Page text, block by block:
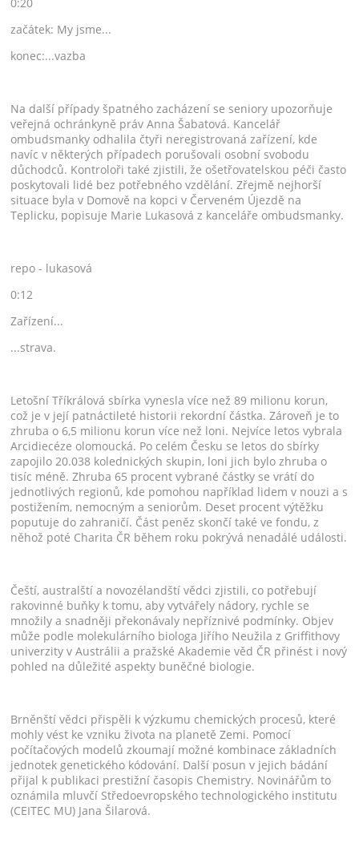
začátek: My jsme...
konec:...vazba
Na další případy špatného zacházení se seniory upozorňuje
veřejná ochránkyně práv Anna Šabatová. Kancelář
ombudsmanky odhalila čtyři neregistrovaná zařízení, kde
navíc v některých případech porušovali osobní svobodu
důchodců. Kontroloři také zjistili, že ošetřovatelskou péči často
poskytovali lidé bez potřebného vzdělání. Zřejmě nejhorší
situace byla v Domově na kopci v Červeném Újezdě na
Teplicku, popisuje Marie Lukasová z kanceláře ombudsmanky.
repo - lukasová
0:12
Zařízení...
...strava.
Letošní Tříkrálová sbírka vynesla více než 89 milionu korun,
což je v její patnáctileté historii rekordní částka. Zároveň je to
zhruba o 6,5 milionu korun více než loni. Nejvíce letos vybrala
Arcidiecéze olomoucká. Po celém Česku se letos do sbírky
zapojilo 20.038 kolednických skupin, loni jich bylo zhruba o
tisíc méně. Zhruba 65 procent vybrané částky se vrátí do
jednotlivých regionů, kde pomohou například lidem v nouzi a s
postižením, nemocným a seniorům. Deset procent výtěžku
poputuje do zahraničí. Část peněz skončí také ve fondu, z
něhož poté Charita ČR během roku pokrývá nenadálé události.
Čeští, australští a novozélandští vědci zjistili, co potřebují
rakovinné buňky k tomu, aby vytvářely nádory, rychle se
množily a snadněji překonávaly nepříznivé podmínky. Objev
může podle molekulárního biologa Jiřího Neužila z Griffithovy
univerzity v Austrálii a pražské Akademie věd ČR přinést i nový
pohled na důležité aspekty buněčné biologie.
Brněnští vědci přispěli k výzkumu chemických procesů, které
mohly vést ke vzniku života na planetě Zemi. Pomocí
počítačových modelů zkoumají možné kombinace základních
jednotek genetického kódování. Další posun v jejich bádání
přijal k publikaci prestižní časopis Chemistry. Novinářům to
oznámila mluvčí Středoevropského technologického institutu
(CEITEC MU) Jana Šilarová.